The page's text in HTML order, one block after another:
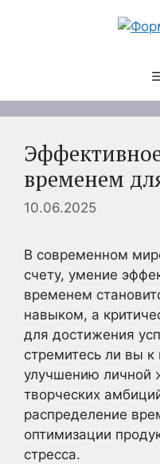
временем
10.06.2025
В современном
счету, умение
временем
навыком, а
для достижения
стремитесь ли вы к
улучшению личной
творческих
распределение
оптимизации
стресса.